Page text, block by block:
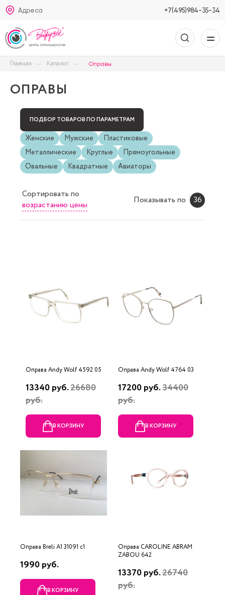
Адреса +7(495)984-35-34
Главная Каталог Оправы
ОПРАВЫ
ПОДБОР ТОВАРОВ ПО ПАРАМЕТРАМ
Женские Мужские
Пластиковые
Металлические
Круглые
Прямоугольные
Овальные
Квадратные Авиаторы
Сортировать по
возрастанию цены
Показывать по 36
Оправа Andy Wolf 4592 05
13340 руб.26680
руб.
В КОРЗИНУ
Оправа Andy Wolf 4764 03
17200 руб.34400
руб.
В КОРЗИНУ
Оправа Breli A1 31091 c1
1990 руб.
В КОРЗИНУ
Оправа CAROLINE ABRAM
ZABOU 642
13370 руб.26740
руб.